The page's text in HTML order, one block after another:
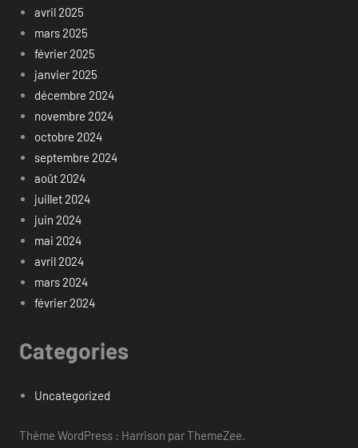
avril 2025
mars 2025
février 2025
janvier 2025
décembre 2024
novembre 2024
octobre 2024
septembre 2024
août 2024
juillet 2024
juin 2024
mai 2024
avril 2024
mars 2024
février 2024
Categories
Uncategorized
Thème WordPress : Harrison par ThemeZee.